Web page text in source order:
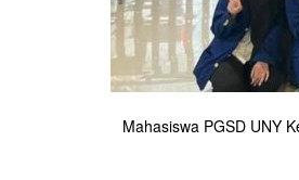
Mahasiswa PGSD UNY